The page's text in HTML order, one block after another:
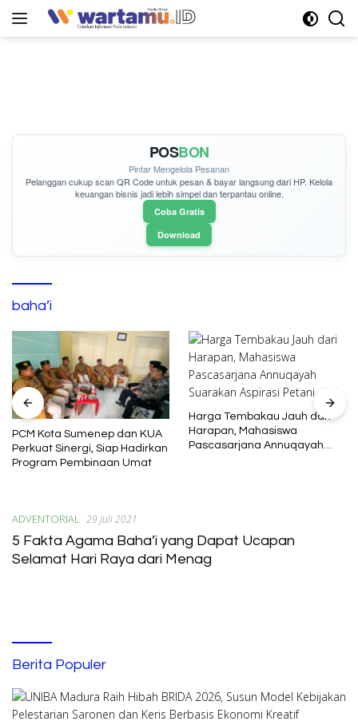
POSBON
Pintar Mengelola Pesanan
Pelanggan cukupscan QR Codeuntuk pesan & bayar langsung dari HP. Kelola
keuangan bisnis jadi lebih simpel dan terpantau online.
Coba Gratis
Download
baha’i
PCM Kota Sumenep dan KUA
Perkuat Sinergi, Siap Hadirkan
Program Pembinaan Umat
Harga Tembakau Jauh dari
Harapan, Mahasiswa
Pascasarjana Annuqayah
ADVENTORIAL 29 Juli 2021
5 Fakta Agama Baha’i yang Dapat Ucapan
Selamat Hari Raya dari Menag
Berita Populer